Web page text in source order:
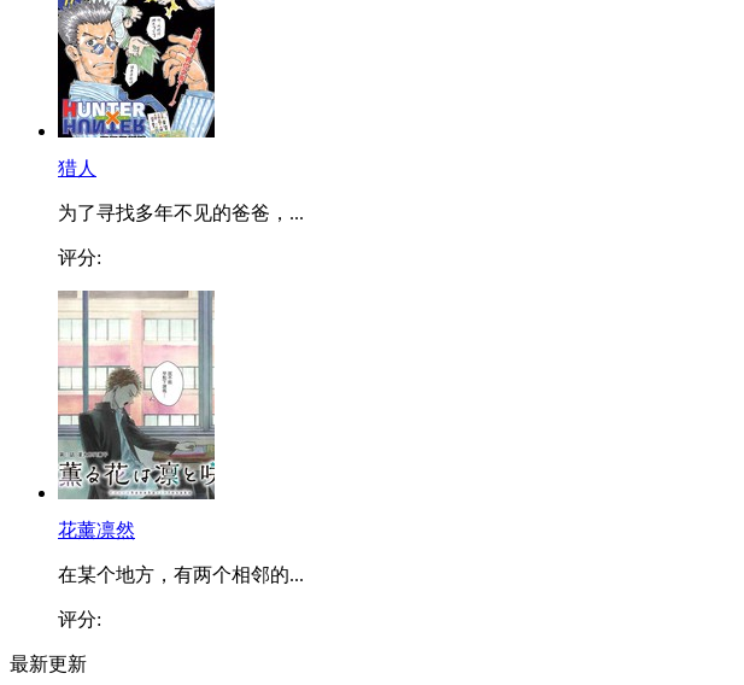
猎人
为了寻找多年不见的爸爸，...
评分:
花薰凛然
在某个地方，有两个相邻的...
评分:
最新更新